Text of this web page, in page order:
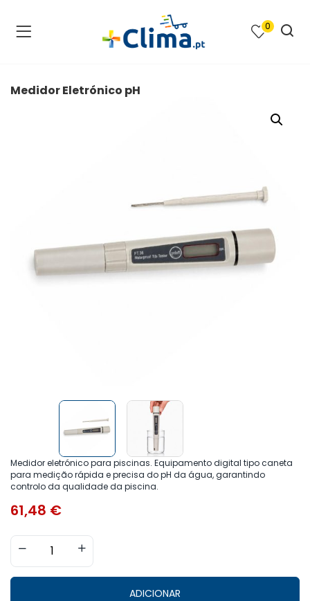
0
Medidor Eletrónico pH
Medidor eletrónico para piscinas. Equipamento digital tipo caneta
para medição rápida e precisa do pH da água, garantindo
controlo da qualidade da piscina.
61,48 €
ADICIONAR